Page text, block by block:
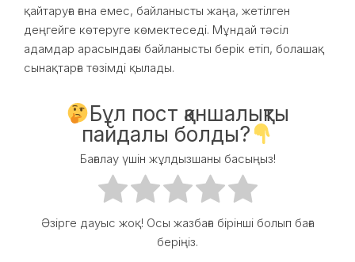
қайтаруға ғана емес, байланысты жаңа, жетілген
деңгейге көтеруге көмектеседі. Мұндай тәсіл
адамдар арасындағы байланысты берік етіп, болашақ
сынақтарға төзімді қылады.
Бұл пост қаншалықты
пайдалы болды?
Бағалау үшін жұлдызшаны басыңыз!
Әзірге дауыс жоқ! Осы жазбаға бірінші болып баға
беріңіз.